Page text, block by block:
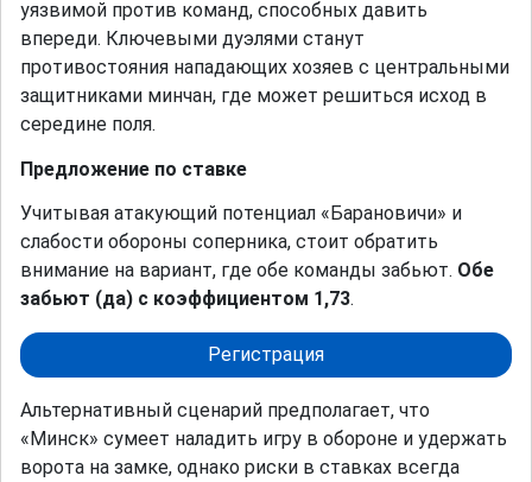
уязвимой против команд, способных давить
впереди. Ключевыми дуэлями станут
противостояния нападающих хозяев с центральными
защитниками минчан, где может решиться исход в
середине поля.
Предложение по ставке
Учитывая атакующий потенциал «Барановичи» и
слабости обороны соперника, стоит обратить
внимание на вариант, где обе команды забьют. Обе
забьют (да) с коэффициентом 1,73.
Регистрация
Альтернативный сценарий предполагает, что
«Минск» сумеет наладить игру в обороне и удержать
ворота на замке, однако риски в ставках всегда